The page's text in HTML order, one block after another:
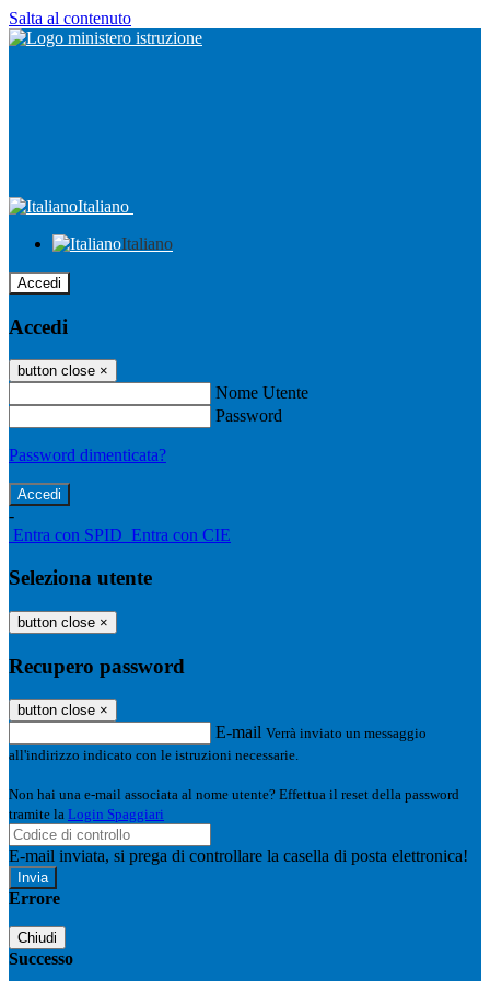
Salta al contenuto
Italiano
Italiano
Accedi
Accedi
button close ×
Nome Utente
Password
Password dimenticata?
-
Entra con SPID Entra con CIE
Seleziona utente
button close ×
Recupero password
button close ×
E-mail Verrà inviato un messaggio
all'indirizzo indicato con le istruzioni necessarie.
Non hai una e-mail associata al nome utente? Effettua il reset della password
tramite la Login Spaggiari
E-mail inviata, si prega di controllare la casella di posta elettronica!
Errore
Chiudi
Successo